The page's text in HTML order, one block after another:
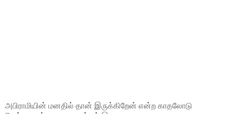
அபிராமியின் மனதில் தான் இருக்கிறேன் என்ற காதலோடு